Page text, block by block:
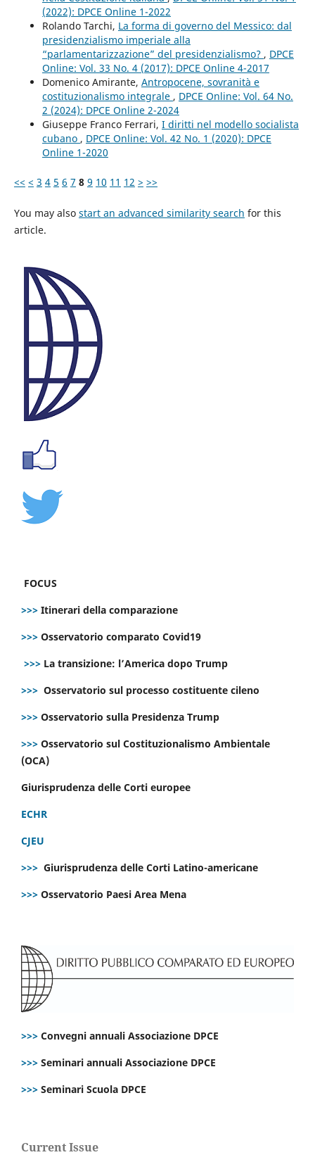
(2022): DPCE Online 1-2022
Rolando Tarchi, La forma di governo del Messico: dal
presidenzialismo imperiale alla
“parlamentarizzazione” del presidenzialismo? , DPCE
Online: Vol. 33 No. 4 (2017): DPCE Online 4-2017
Domenico Amirante, Antropocene, sovranità e
costituzionalismo integrale , DPCE Online: Vol. 64 No.
2 (2024): DPCE Online 2-2024
Giuseppe Franco Ferrari, I diritti nel modello socialista
cubano , DPCE Online: Vol. 42 No. 1 (2020): DPCE
Online 1-2020
<< < 3 4 5 6 7 8 9 10 11 12 > >>
You may also start an advanced similarity search for this
article.
FOCUS
>>> Itinerari della comparazione
>>> Osservatorio comparato Covid19
>>> La transizione: l’America dopo Trump
>>> Osservatorio sul processo costituente cileno
>>> Osservatorio sulla Presidenza Trump
>>> Osservatorio sul Costituzionalismo Ambientale
(OCA)
Giurisprudenza delle Corti europee
ECHR
CJEU
>>> Giurisprudenza delle Corti Latino-americane
>>> Osservatorio Paesi Area Mena
>>> Convegni annuali Associazione DPCE
>>> Seminari annuali Associazione DPCE
>>> Seminari Scuola DPCE
Current Issue